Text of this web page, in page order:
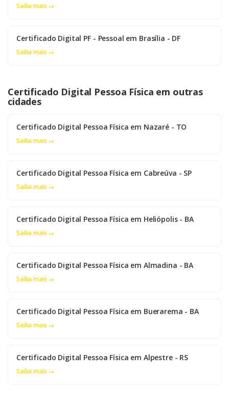
Saiba mais →
Certificado Digital PF - Pessoal em Brasília - DF
Saiba mais →
Certificado Digital Pessoa Física em outras
cidades
Certificado Digital Pessoa Física em Nazaré - TO
Saiba mais →
Certificado Digital Pessoa Física em Cabreúva - SP
Saiba mais →
Certificado Digital Pessoa Física em Heliópolis - BA
Saiba mais →
Certificado Digital Pessoa Física em Almadina - BA
Saiba mais →
Certificado Digital Pessoa Física em Buerarema - BA
Saiba mais →
Certificado Digital Pessoa Física em Alpestre - RS
Saiba mais →